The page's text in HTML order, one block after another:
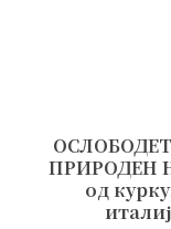
ПРИРОДЕН
од